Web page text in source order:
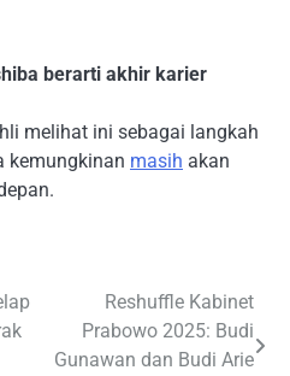
berarti akhir karier
melihat ini sebagai langkah
kemungkinan masih akan
Reshuffle Kabinet
Prabowo 2025: Budi
Gunawan dan Budi Arie